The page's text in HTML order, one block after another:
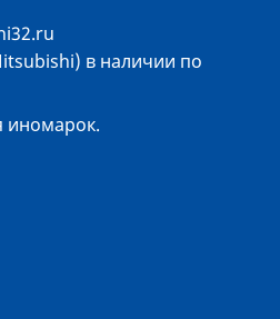
в наличии по
иномарок.